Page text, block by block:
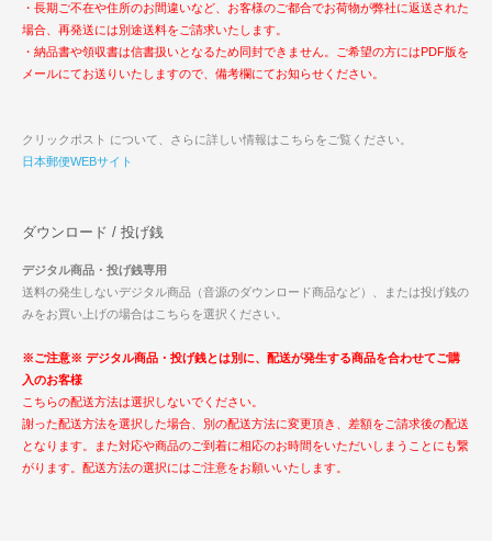
・長期ご不在や住所のお間違いなど、お客様のご都合でお荷物が弊社に返送された
場合、再発送には別途送料をご請求いたします。
・納品書や領収書は信書扱いとなるため同封できません。ご希望の方にはPDF版を
メールにてお送りいたしますので、備考欄にてお知らせください。
クリックポスト について、さらに詳しい情報はこちらをご覧ください。
日本郵便WEBサイト
ダウンロード / 投げ銭
デジタル商品・投げ銭専用
送料の発生しないデジタル商品（音源のダウンロード商品など）、または投げ銭の
みをお買い上げの場合はこちらを選択ください。
※ご注意※ デジタル商品・投げ銭とは別に、配送が発生する商品を合わせてご購
入のお客様
こちらの配送方法は選択しないでください。
謝った配送方法を選択した場合、別の配送方法に変更頂き、差額をご請求後の配送
となります。また対応や商品のご到着に相応のお時間をいただいしまうことにも繋
がります。配送方法の選択にはご注意をお願いいたします。